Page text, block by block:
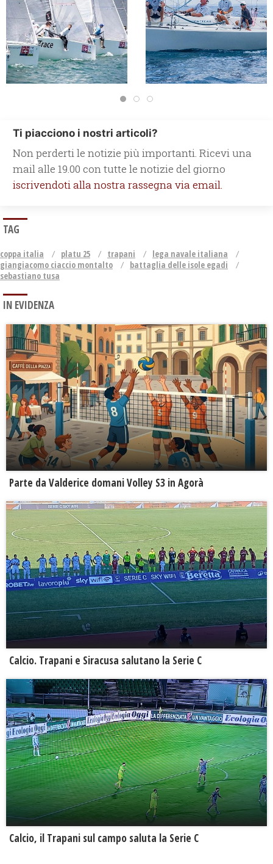
Ti piacciono i nostri articoli?
Non perderti le notizie più importanti. Ricevi una
mail alle 19.00 con tutte le notizie del giorno
iscrivendoti alla nostra rassegna via email.
TAG
coppa italia platu 25 trapani
lega navale italiana
giangiacomo ciaccio montalto
battaglia delle isole egadi
sebastiano tusa
IN EVIDENZA
Parte da Valderice domani Volley S3 in Agorà
Calcio. Trapani e Siracusa salutano la Serie C
Calcio, il Trapani sul campo saluta la Serie C